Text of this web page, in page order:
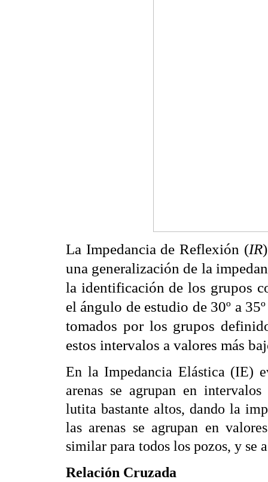
La Impedancia de Reflexión (IR
una generalización de la
la identificación de los grupos
el ángulo de estudio de 30º a
tomados por los grupos
estos intervalos a valores más
En la Impedancia Elástica (IE)
arenas se agrupan en
lutita bastante altos, dando la
las arenas se agrupan en
similar para todos los pozos, y se
Relación Cruzada